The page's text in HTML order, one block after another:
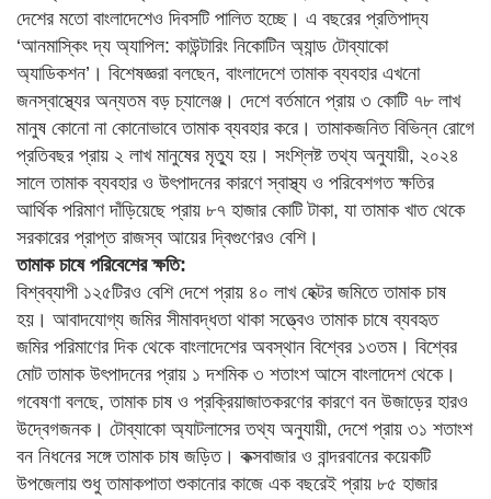
দেশের মতো বাংলাদেশেও দিবসটি পালিত হচ্ছে। এ বছরের প্রতিপাদ্য
‘আনমাস্কিং দ্য অ্যাপিল: কাউন্টারিং নিকোটিন অ্যান্ড টোব্যাকো
অ্যাডিকশন’। বিশেষজ্ঞরা বলছেন, বাংলাদেশে তামাক ব্যবহার এখনো
জনস্বাস্থ্যের অন্যতম বড় চ্যালেঞ্জ। দেশে বর্তমানে প্রায় ৩ কোটি ৭৮ লাখ
মানুষ কোনো না কোনোভাবে তামাক ব্যবহার করে। তামাকজনিত বিভিন্ন রোগে
প্রতিবছর প্রায় ২ লাখ মানুষের মৃত্যু হয়। সংশ্লিষ্ট তথ্য অনুযায়ী, ২০২৪
সালে তামাক ব্যবহার ও উৎপাদনের কারণে স্বাস্থ্য ও পরিবেশগত ক্ষতির
আর্থিক পরিমাণ দাঁড়িয়েছে প্রায় ৮৭ হাজার কোটি টাকা, যা তামাক খাত থেকে
সরকারের প্রাপ্ত রাজস্ব আয়ের দ্বিগুণেরও বেশি।
তামাক চাষে পরিবেশের ক্ষতি:
বিশ্বব্যাপী ১২৫টিরও বেশি দেশে প্রায় ৪০ লাখ হেক্টর জমিতে তামাক চাষ
হয়। আবাদযোগ্য জমির সীমাবদ্ধতা থাকা সত্ত্বেও তামাক চাষে ব্যবহৃত
জমির পরিমাণের দিক থেকে বাংলাদেশের অবস্থান বিশ্বের ১৩তম। বিশ্বের
মোট তামাক উৎপাদনের প্রায় ১ দশমিক ৩ শতাংশ আসে বাংলাদেশ থেকে।
গবেষণা বলছে, তামাক চাষ ও প্রক্রিয়াজাতকরণের কারণে বন উজাড়ের হারও
উদ্বেগজনক। টোব্যাকো অ্যাটলাসের তথ্য অনুযায়ী, দেশে প্রায় ৩১ শতাংশ
বন নিধনের সঙ্গে তামাক চাষ জড়িত। কক্সবাজার ও বান্দরবানের কয়েকটি
উপজেলায় শুধু তামাকপাতা শুকানোর কাজে এক বছরেই প্রায় ৮৫ হাজার